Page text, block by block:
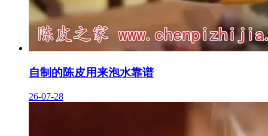
自制的陈皮用来泡水靠谱
26-07-28